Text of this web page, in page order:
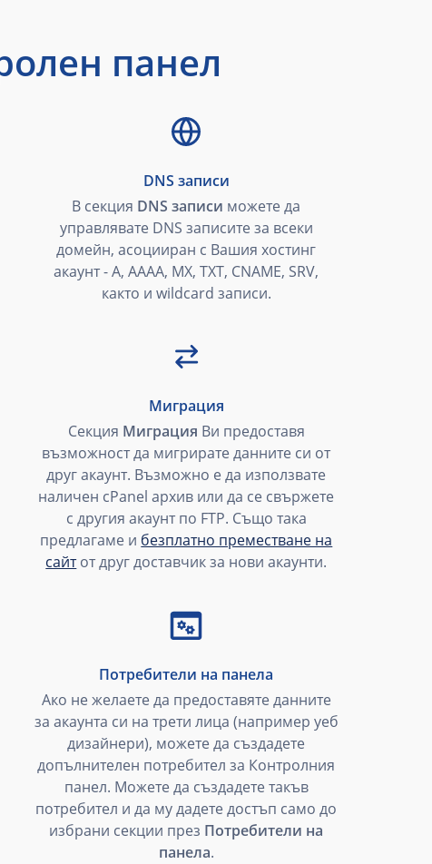
панел
DNS записи
В секция DNS записи можете да
управлявате DNS записите за всеки
домейн, асоцииран с Вашия хостинг
акаунт - A, AAAA, MX, TXT, CNAME, SRV,
както и wildcard записи.
Миграция
Секция Миграция Ви предоставя
възможност да мигрирате данните си от
друг акаунт. Възможно е да използвате
наличен cPanel архив или да се свържете
с другия акаунт по FTP. Също така
предлагаме и безплатно преместване на
сайтот друг доставчик за нови акаунти.
Потребители на панела
Ако не желаете да предоставяте данните
за акаунта си на трети лица (например уеб
дизайнери), можете да създадете
допълнителен потребител за Контролния
панел. Можете да създадете такъв
потребител и да му дадете достъп само до
избрани секции през Потребители на
панела.